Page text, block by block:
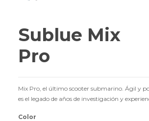
Sublue Mix
Pro
Mix Pro, el último scooter submarino. Ágil y
es el legado de años de investigación y
Color